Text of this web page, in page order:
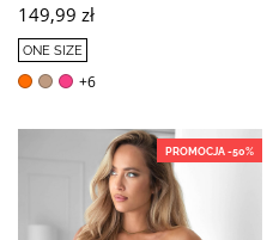
149,99 zł
ONE SIZE
+6
PROMOCJA -50%